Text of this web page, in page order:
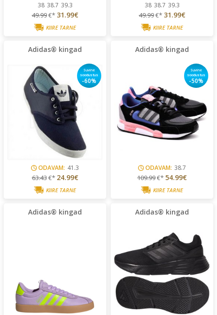
38 38.7 39.3
49.99€* 31.99€
KIIRE TARNE
38 38.7 39.3
49.99€* 31.99€
KIIRE TARNE
Adidas® kingad
Suvine
soodustus
-60%
ODAVAM: 41.3
63.43€* 24.99€
KIIRE TARNE
Adidas® kingad
Suvine
soodustus
-50%
ODAVAM: 38.7
109.99€* 54.99€
KIIRE TARNE
Adidas® kingad Adidas® kingad